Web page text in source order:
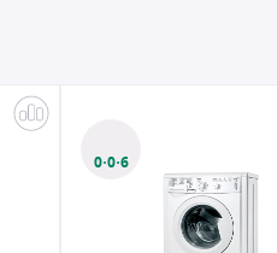
0·0·6